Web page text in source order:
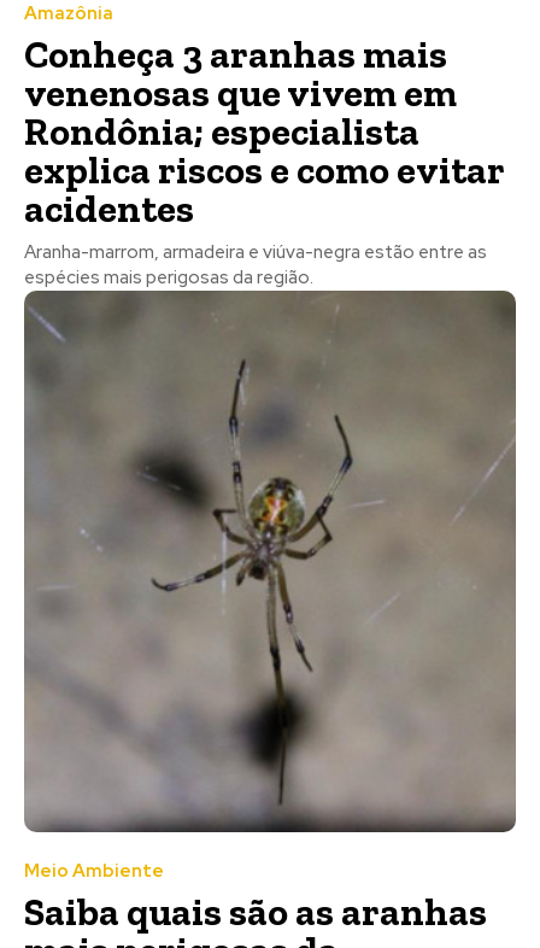
Amazônia
Conheça 3 aranhas mais
venenosas que vivem em
Rondônia; especialista
explica riscos e como evitar
acidentes
Aranha-marrom, armadeira e viúva-negra estão entre as
espécies mais perigosas da região.
Meio Ambiente
Saiba quais são as aranhas